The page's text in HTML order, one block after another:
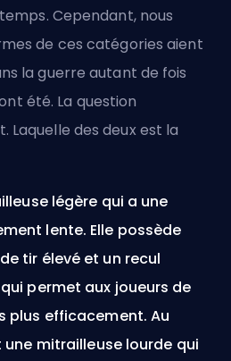
Cependant, nous
de ces catégories aient
la guerre autant de fois
été. La question
Laquelle des deux est la
légère qui a une
lente. Elle possède
tir élevé et un recul
permet aux joueurs de
plus efficacement. Au
mitrailleuse lourde qui